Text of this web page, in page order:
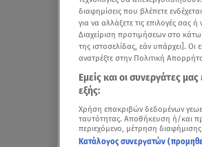
διαφημίσεις που βλέπετε
για να αλλάξετε τις επιλογές
Διαχείριση προτιμήσεων στο
της ιστοσελίδας, εάν υπάρχει]. Οι
ανατρέξτε στην Πολιτική
Εμείς και οι συνεργάτες
εξής:
Χρήση επακριβών δεδομένων
ταυτότητας. Αποθήκευση ή/και
περιεχόμενο, μέτρηση
Κατάλογος συνεργατών